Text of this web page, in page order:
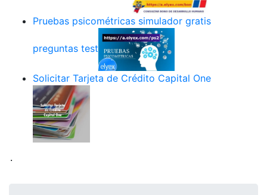
Pruebas psicométricas simulador gratis
preguntas test
Solicitar Tarjeta de Crédito Capital One
.